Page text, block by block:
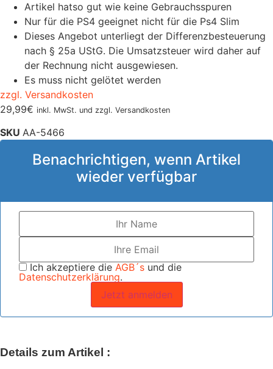
Artikel hatso gut wie keine Gebrauchsspuren
Nur für die PS4 geeignet nicht für die Ps4 Slim
Dieses Angebot unterliegt der Differenzbesteuerung
nach § 25a UStG. Die Umsatzsteuer wird daher auf
der Rechnung nicht ausgewiesen.
Es muss nicht gelötet werden
zzgl. Versandkosten
29,99€ inkl. MwSt. und zzgl. Versandkosten
SKU AA-5466
Benachrichtigen, wenn Artikel
wieder verfügbar
Ich akzeptiere die AGB´s und die
Datenschutzerklärung.
Jetzt anmelden
Details zum Artikel :